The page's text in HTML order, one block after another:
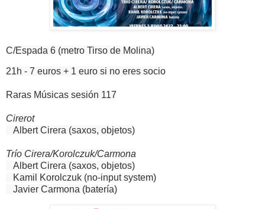
C/Espada 6 (metro Tirso de Molina)
21h - 7 euros + 1 euro si no eres socio
Raras Músicas sesión 117
Cirerot
Albert Cirera (saxos, objetos)
Trío Cirera/Korolczuk/Carmona
Albert Cirera (saxos, objetos)
Kamil Korolczuk (no-input system)
Javier Carmona (batería)